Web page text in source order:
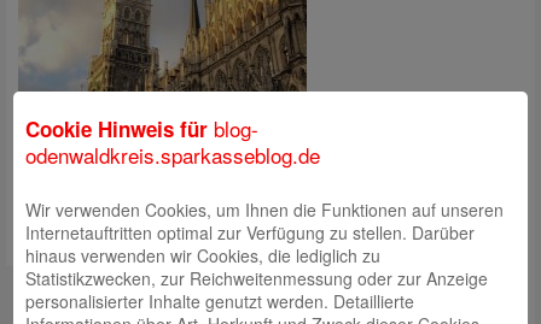
Kontakt
Cookie Hinweis für blog-
odenwaldkreis.sparkasseblog.de
Wir verwenden Cookies, um Ihnen die Funktionen auf unseren
Internetauftritten optimal zur Verfügung zu stellen. Darüber
hinaus verwenden wir Cookies, die lediglich zu
Statistikzwecken, zur Reichweitenmessung oder zur Anzeige
personalisierter Inhalte genutzt werden. Detaillierte